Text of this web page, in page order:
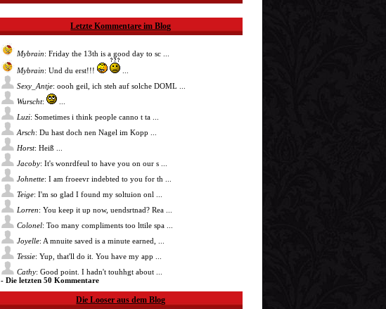
Letzte Kommentare im Blog
Mybrain: Friday the 13th is a good day to sc ...
Mybrain: Und du erst!!!
Sexy_Antje: oooh geil, ich steh auf solche DOML ...
Wurscht:
Luzi: Sometimes i think people canno t ta ...
Arsch: Du hast doch nen Nagel im Kopp ...
Horst: Heiß ...
Jacoby: It's wonrdfeul to have you on our s ...
Johnette: I am froeevr indebted to you for th ...
Teige: I'm so glad I found my soltuion onl ...
Lorren: You keep it up now, uendsrtnad? Rea ...
Colonel: Too many compliments too lttile spa ...
Joyelle: A mnuite saved is a minute earned, ...
Tessie: Yup, that'll do it. You have my app ...
Cathy: Good point. I hadn't touhhgt about ...
- Die letzten 50 Kommentare
Die Looser aus dem Blog